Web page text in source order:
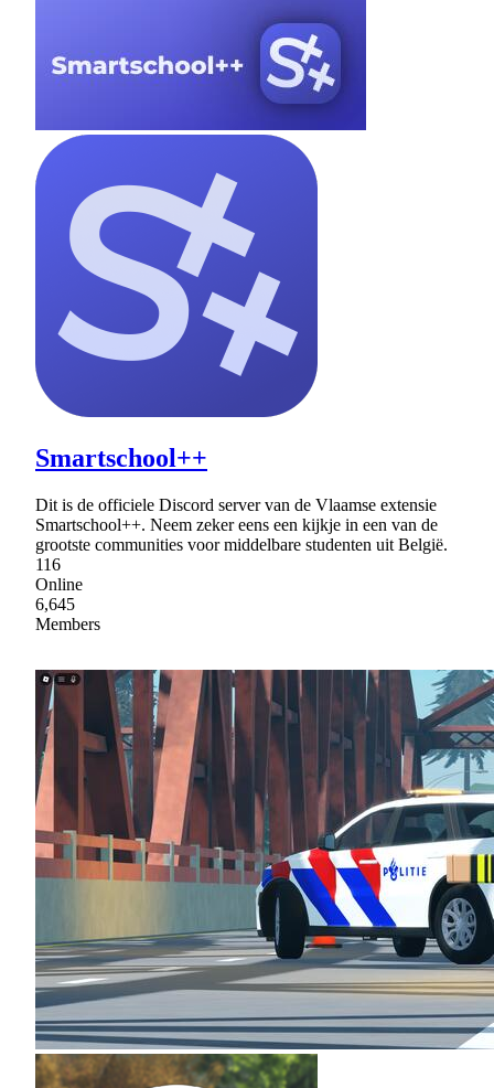
Smartschool++
Dit is de officiele Discord server van de Vlaamse extensie
Smartschool++. Neem zeker eens een kijkje in een van de
grootste communities voor middelbare studenten uit België.
116
Online
6,645
Members